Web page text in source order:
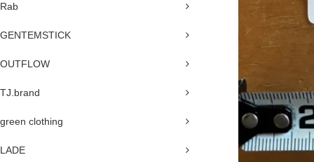
Rab
GENTEMSTICK
OUTFLOW
TJ.brand
green clothing
LADE